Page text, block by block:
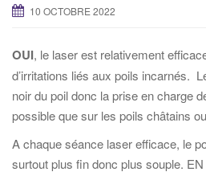
10 OCTOBRE 2022
OUI, le laser est relativement
d’irritations liés aux poils incarnés.
noir du poil donc la prise en charge
possible que sur les poils châtains
A chaque séance laser efficace, le
surtout plus fin donc plus souple.